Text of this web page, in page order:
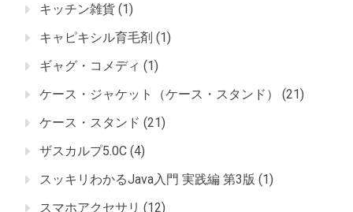
キッチン雑貨 (1)
キャピキシル育毛剤 (1)
ギャグ・コメディ (1)
ケース・ジャケット（ケース・スタンド）
(21)
ケース・スタンド (21)
ザスカルプ5.0C (4)
スッキリわかるJava入門 実践編 第3版 (1)
スマホアクセサリ (12)